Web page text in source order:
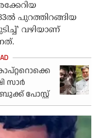
പുറത്തിറങ്ങിയ
വഴിയാണ്
സാര്‍
പോസ്റ്റ്